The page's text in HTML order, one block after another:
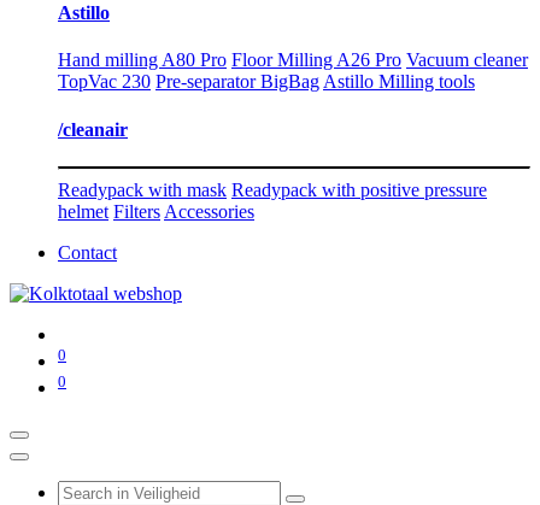
Astillo
Hand milling A80 Pro Floor Milling A26 Pro Vacuum cleaner
TopVac 230 Pre-separator BigBag Astillo Milling tools
/cleanair
Readypack with mask Readypack with positive pressure
helmet Filters Accessories
Contact
0
0